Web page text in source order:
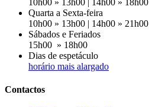
Quarta a Sexta-feira
10h00 » 13h00 | 14h00 » 21h00
Sábados e Feriados
15h00 » 18h00
Dias de espetáculo
horário mais alargado
Contactos